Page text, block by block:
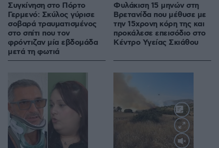
Συγκίνηση στο Πόρτο
Γερμενό: Σκύλος γύρισε
σοβαρά τραυματισμένος
στο σπίτι που τον
φρόντιζαν μία εβδομάδα
μετά τη φωτιά
Φυλάκιση 15 μηνών στη
Βρετανίδα που μέθυσε με
την 15χρονη κόρη της και
προκάλεσε επεισόδιο στο
Κέντρο Υγείας Σκιάθου